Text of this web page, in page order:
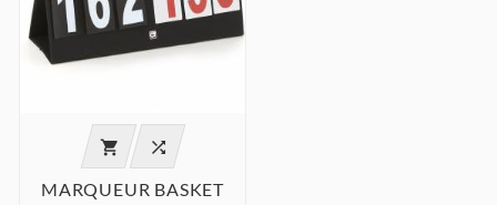
 
MARQUEUR BASKET